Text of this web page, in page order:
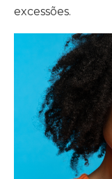
excessões.